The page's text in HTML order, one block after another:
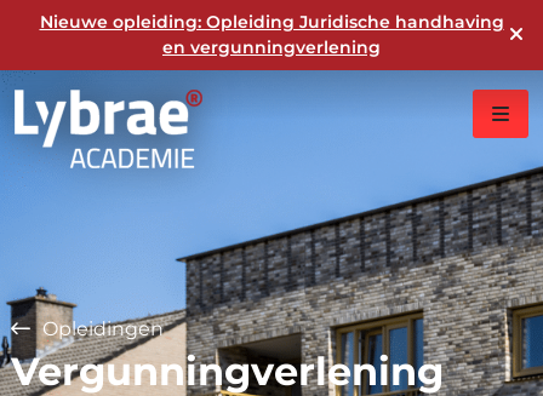
Nieuwe opleiding: Opleiding Juridische handhaving
en vergunningverlening
Opleidingen
Vergunningverlening